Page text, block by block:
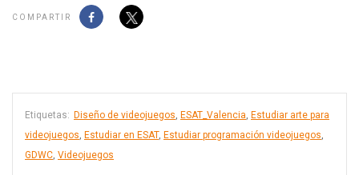
COMPARTIR
Etiquetas: Diseño de videojuegos, ESAT_Valencia, Estudiar arte para
videojuegos, Estudiar en ESAT, Estudiar programación videojuegos,
GDWC, Videojuegos